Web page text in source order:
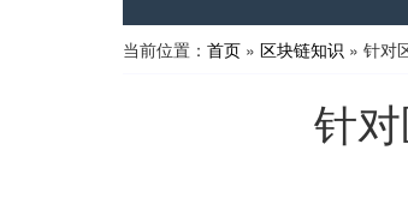
当前位置： 首页 » 区块链知识 » 针对
针